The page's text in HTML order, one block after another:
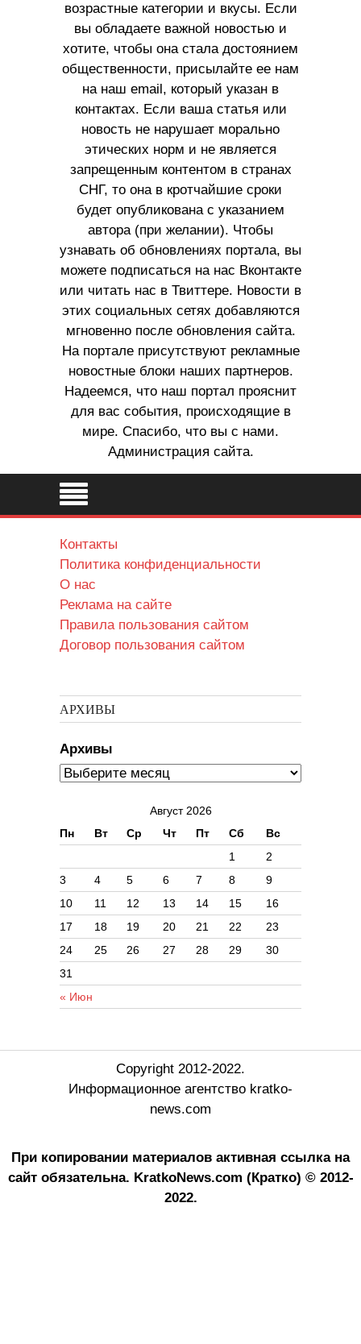
возрастные категории и вкусы. Если
вы обладаете важной новостью и
хотите, чтобы она стала достоянием
общественности, присылайте ее нам
на наш email, который указан в
контактах. Если ваша статья или
новость не нарушает морально
этических норм и не является
запрещенным контентом в странах
СНГ, то она в кротчайшие сроки
будет опубликована с указанием
автора (при желании). Чтобы
узнавать об обновлениях портала, вы
можете подписаться на нас Вконтакте
или читать нас в Твиттере. Новости в
этих социальных сетях добавляются
мгновенно после обновления сайта.
На портале присутствуют рекламные
новостные блоки наших партнеров.
Надеемся, что наш портал прояснит
для вас события, происходящие в
мире. Спасибо, что вы с нами.
Администрация сайта.
Контакты
Политика конфиденциальности
О нас
Реклама на сайте
Правила пользования сайтом
Договор пользования сайтом
АРХИВЫ
Архивы
Август 2026
Пн
Вт Ср Чт Пт Сб Вс
« Июн
1
2
3
4 5 6 7 8
9
10
11 12 13 14 15
16
17
18 19 20 21 22
23
24
25 26 27 28 29
30
31
Copyright 2012-2022.
Информационное агентство kratko-
news.com
При копировании материалов активная ссылка на
сайт обязательна. KratkoNews.com (Кратко) © 2012-
2022.